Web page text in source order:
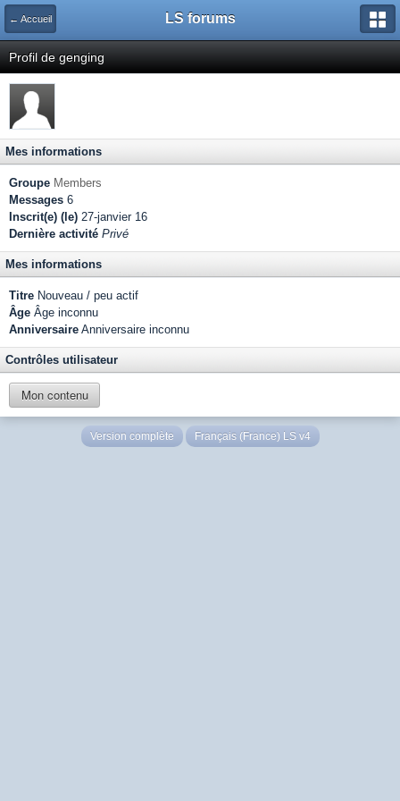
← Accueil LS forums
Profil de genging
Mes informations
Groupe Members
Messages 6
Inscrit(e) (le) 27-janvier 16
Dernière activité Privé
Mes informations
Titre Nouveau / peu actif
Âge Âge inconnu
Anniversaire Anniversaire inconnu
Contrôles utilisateur
Mon contenu
Version complète Français (France) LS v4